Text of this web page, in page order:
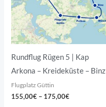
Rundflug Rügen 5 | Kap
Arkona – Kreideküste – Binz
Flugplatz Güttin
155,00€ – 175,00€